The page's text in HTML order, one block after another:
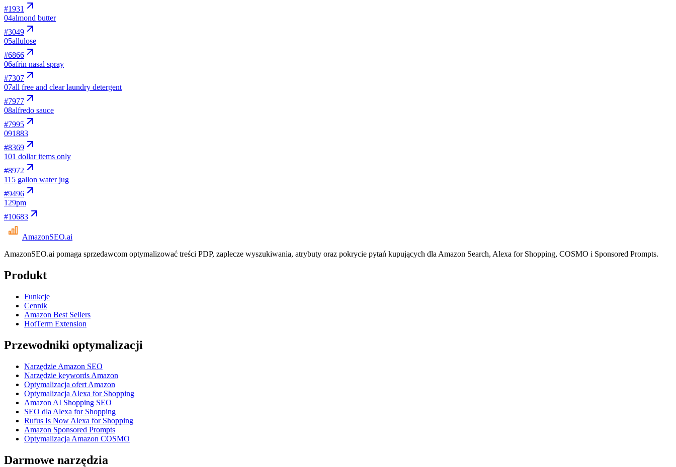
#1931
04almond butter
#3049
05allulose
#6866
06afrin nasal spray
#7307
07all free and clear laundry detergent
#7977
08alfredo sauce
#7995
091883
#8369
101 dollar items only
#8972
115 gallon water jug
#9496
129pm
#10683
AmazonSEO.ai
AmazonSEO.ai pomaga sprzedawcom optymalizować treści PDP, zaplecze wyszukiwania, atrybuty oraz pokrycie pytań kupujących dla Amazon Search, Alexa for Shopping, COSMO i Sponsored Prompts.
Produkt
Funkcje
Cennik
Amazon Best Sellers
HotTerm Extension
Przewodniki optymalizacji
Narzędzie Amazon SEO
Narzędzie keywords Amazon
Optymalizacja ofert Amazon
Optymalizacja Alexa for Shopping
Amazon AI Shopping SEO
SEO dla Alexa for Shopping
Rufus Is Now Alexa for Shopping
Amazon Sponsored Prompts
Optymalizacja Amazon COSMO
Darmowe narzędzia